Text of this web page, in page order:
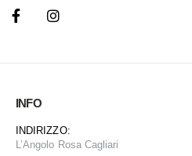
INFO
INDIRIZZO:
L’Angolo Rosa Cagliari